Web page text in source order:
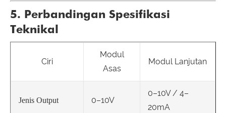
5. Perbandingan Spesifikasi
Teknikal
Ciri
Modul
Asas
Modul Lanjutan
Jenis Output 0–10V
0–10V / 4–
20mA